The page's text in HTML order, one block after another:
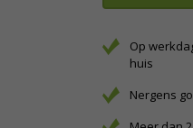
Op
huis
Nergens